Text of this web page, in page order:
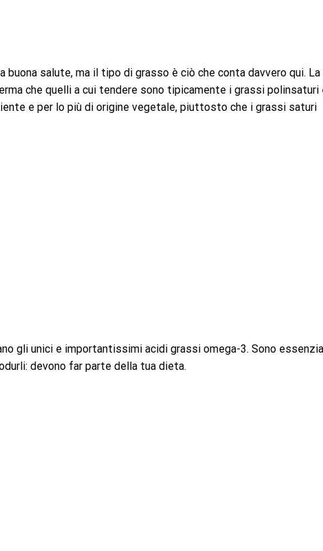
buona salute, ma il tipo di grasso è ciò che conta davvero qui. La
che quelli a cui tendere sono tipicamente i grassi polinsaturi
e per lo più di origine vegetale, piuttosto che i grassi saturi
gli unici e importantissimi acidi grassi omega-3. Sono
devono far parte della tua dieta.